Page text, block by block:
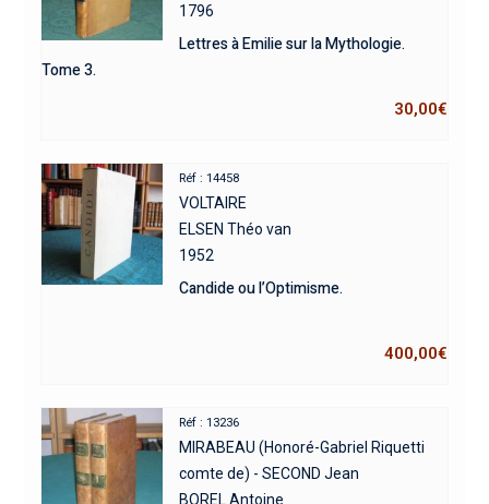
1796
Lettres à Emilie sur la Mythologie.
Tome 3.
30,00€
Réf : 14458
VOLTAIRE
ELSEN Théo van
1952
Candide ou l’Optimisme.
400,00€
Réf : 13236
MIRABEAU (Honoré-Gabriel Riquetti
comte de) - SECOND Jean
BOREL Antoine